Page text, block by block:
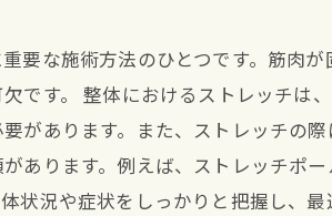
要な施術方法のひとつです。筋肉
です。 整体におけるストレッチ
があります。また、ストレッチの
あります。例えば、ストレッチポ
状況や症状をしっかりと把握し、